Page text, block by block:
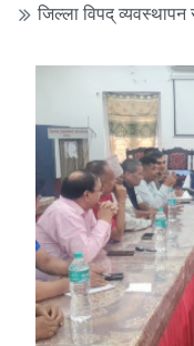
जिल्ला विपद्